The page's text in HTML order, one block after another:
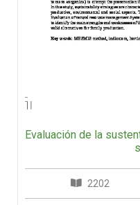
Evaluación de la
2202